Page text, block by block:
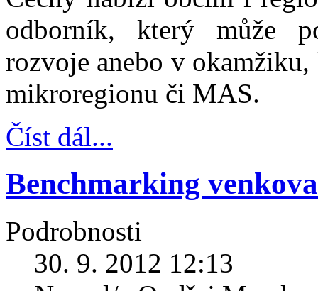
odborník, který může
rozvoje anebo v
mikroregionu či MAS.
Číst dál...
Benchmarking venkova
Podrobnosti
30. 9. 2012 12:13